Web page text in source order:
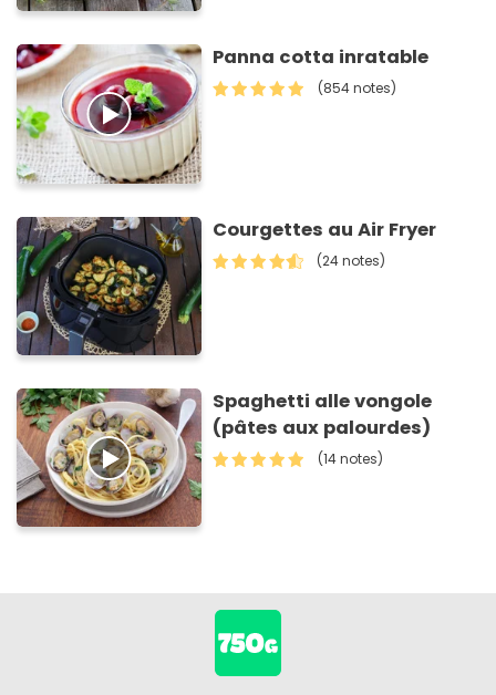
Panna cotta inratable
(854 notes)
Courgettes au Air Fryer
(24 notes)
Spaghetti alle vongole
(pâtes aux palourdes)
(14 notes)